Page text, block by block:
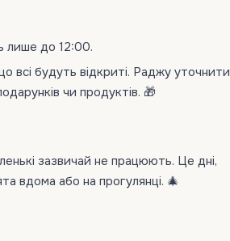
лише до 12:00.
всі будуть відкриті. Раджу уточнити
чи продуктів. 🎁
зазвичай не працюють. Це дні,
вдома або на прогулянці. 🎄